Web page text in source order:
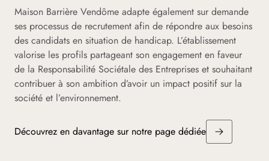
Maison Barrière Vendôme adapte également sur demande
ses processus de recrutement afin de répondre aux besoins
des candidats en situation de handicap. L’établissement
valorise les profils partageant son engagement en faveur
de la Responsabilité Sociétale des Entreprises et souhaitant
contribuer à son ambition d’avoir un impact positif sur la
société et l’environnement.
Découvrez en davantage sur notre page dédiée